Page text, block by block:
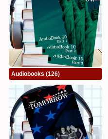
Audiobooks (126)